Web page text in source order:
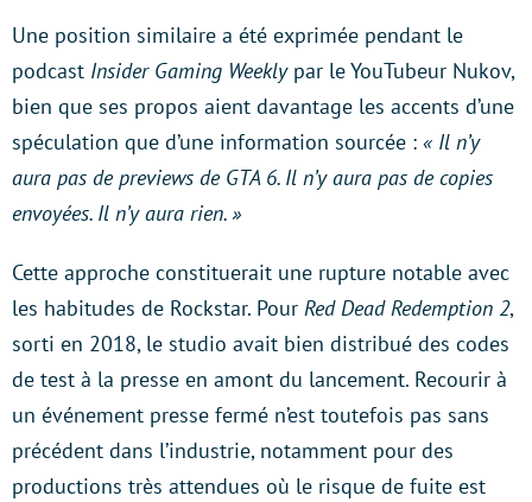
Une position similaire a été exprimée pendant le
podcast Insider Gaming Weeklypar le YouTubeur Nukov,
bien que ses propos aient davantage les accents d’une
spéculation que d’une information sourcée : « Il n’y
aura pas de previews de GTA 6. Il n’y aura pas de copies
envoyées. Il n’y aura rien. »
Cette approche constituerait une rupture notable avec
les habitudes de Rockstar. Pour Red Dead Redemption 2,
sorti en 2018, le studio avait bien distribué des codes
de test à la presse en amont du lancement. Recourir à
un événement presse fermé n’est toutefois pas sans
précédent dans l’industrie, notamment pour des
productions très attendues où le risque de fuite est